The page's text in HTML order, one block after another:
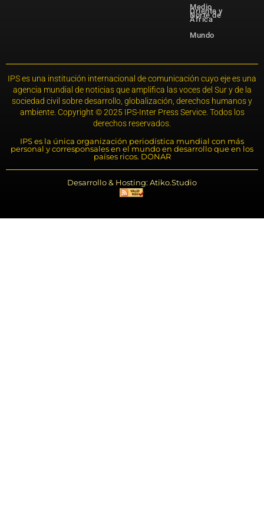
Medio
Oriente y
Norte de
África
Mundo
IPS es una institución internacional de comunicación cuyo eje es una
agencia mundial de noticias que amplifica las voces del Sur y de la
sociedad civil sobre desarrollo, globalización, derechos humanos y
ambiente. Copyright © 2025 IPS-Inter Press Service. Todos los
derechos reservados.
IPS es la única organización periodística mundial con más
personal y corresponsales en el mundo en desarrollo que en los
países ricos. DONAR
Desarrollo & Hosting: Atiko.Studio